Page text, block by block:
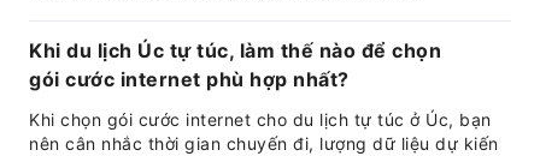
Khi du lịch Úc tự túc, làm thế nào để chọn
gói cước internet phù hợp nhất?
Khi chọn gói cước internet cho du lịch tự túc ở Úc, bạn
nên cân nhắc thời gian chuyến đi, lượng dữ liệu dự kiến